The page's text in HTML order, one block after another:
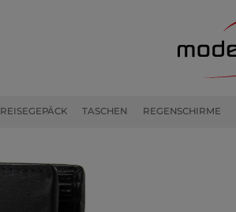
REISEGEPÄCK TASCHEN REGENSCHIRME